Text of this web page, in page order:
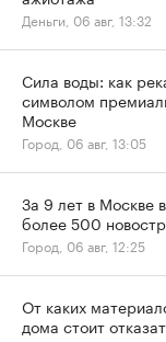
Деньги, 06 авг, 13:32
Сила воды: как
символом
Москве
Город, 06 авг, 13:05
За 9 лет в Москве
более 500
Город, 06 авг, 12:25
От каких
дома стоит